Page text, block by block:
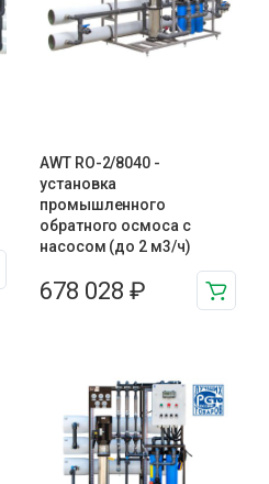
AWT RO-2/8040 -
установка
промышленного
обратного осмоса с
насосом (до 2 м3/ч)
678 028 ₽